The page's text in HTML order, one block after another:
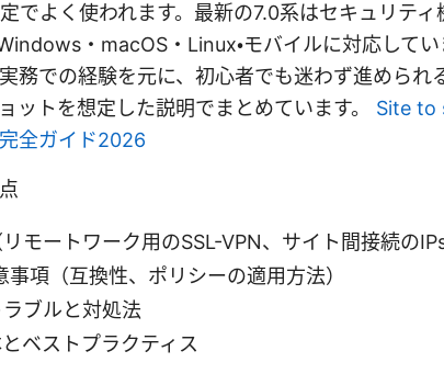
でよく使われます。最新の7.0系はセキュリテ
・macOS・Linux・モバイルに対応して
務での経験を元に、初心者でも迷わず進められ
ットを想定した説明でまとめています。 Site to
全ガイド2026
モートワーク用のSSL-VPN、サイト間接続の
項（互換性、ポリシーの適用方法）
ブルと対処法
ベストプラクティス